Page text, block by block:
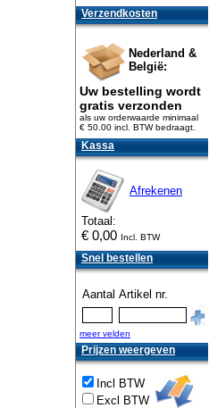
Verzendkosten
Nederland &
België:
Uw bestelling wordt
gratis verzonden
als uw orderwaarde minimaal
€ 50.00 incl. BTWbedraagt.
Kassa
Afrekenen
Totaal:
€ 0,00 Incl. BTW
Snel bestellen
Aantal Artikel nr.
meer velden
Prijzen weergeven
Incl BTW
Excl BTW